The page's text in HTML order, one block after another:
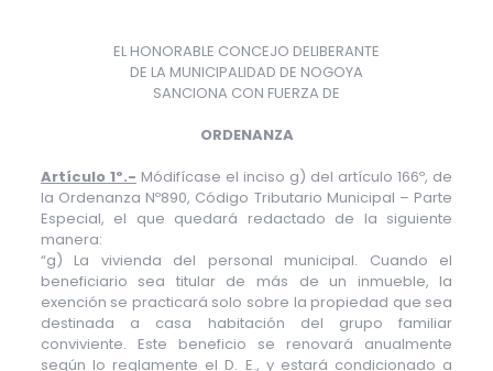
EL HONORABLE CONCEJO DELIBERANTE
DE LA MUNICIPALIDAD DE NOGOYA
SANCIONA CON FUERZA DE
ORDENANZA
Artículo 1º.- Módifícase el inciso g) del artículo 166º, de
la Ordenanza Nº890, Código Tributario Municipal – Parte
Especial, el que quedará redactado de la siguiente
manera:
“g) La vivienda del personal municipal. Cuando el
beneficiario sea titular de más de un inmueble, la
exención se practicará solo sobre la propiedad que sea
destinada a casa habitación del grupo familiar
conviviente. Este beneficio se renovará anualmente
según lo reglamente el D. E., y estará condicionado a